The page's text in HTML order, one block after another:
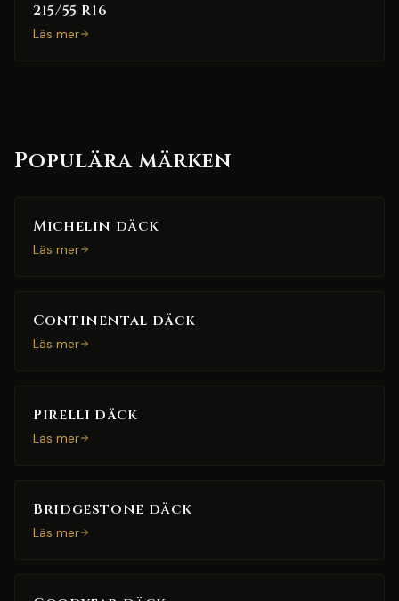
215/55 R16
Läs mer
Populära märken
Michelin däck
Läs mer
Continental däck
Läs mer
Pirelli däck
Läs mer
Bridgestone däck
Läs mer